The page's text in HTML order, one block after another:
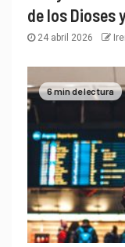
de los Dioses
24 abril 2026
6 min de lectura